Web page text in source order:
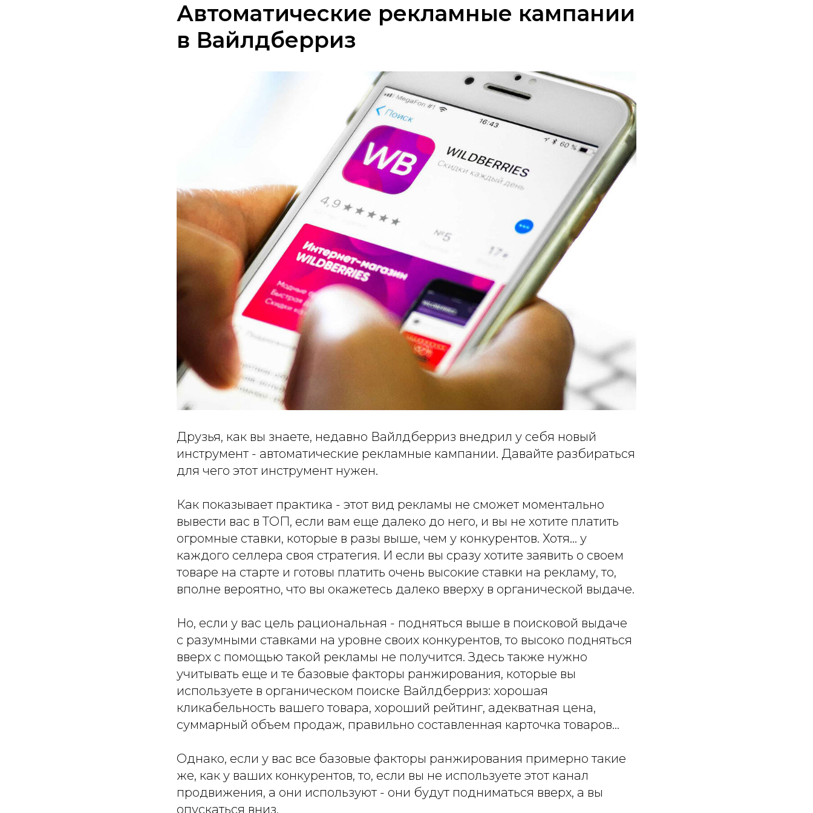
Автоматические рекламные кампании
в Вайлдберриз
Друзья, как вы знаете, недавно Вайлдберриз внедрил у себя новый
инструмент - автоматические рекламные кампании. Давайте разбираться
для чего этот инструмент нужен.
Как показывает практика - этот вид рекламы не сможет моментально
вывести вас в ТОП, если вам еще далеко до него, и вы не хотите платить
огромные ставки, которые в разы выше, чем у конкурентов. Хотя... у
каждого селлера своя стратегия. И если вы сразу хотите заявить о своем
товаре на старте и готовы платить очень высокие ставки на рекламу, то,
вполне вероятно, что вы окажетесь далеко вверху в органической выдаче.
Но, если у вас цель рациональная - подняться выше в поисковой выдаче
с разумными ставками на уровне своих конкурентов, то высоко подняться
вверх с помощью такой рекламы не получится. Здесь также нужно
учитывать еще и те базовые факторы ранжирования, которые вы
используете в органическом поиске Вайлдберриз: хорошая
кликабельность вашего товара, хороший рейтинг, адекватная цена,
суммарный объем продаж, правильно составленная карточка товаров...
Однако, если у вас все базовые факторы ранжирования примерно такие
же, как у ваших конкурентов, то, если вы не используете этот канал
продвижения, а они используют - они будут подниматься вверх, а вы
опускаться вниз.